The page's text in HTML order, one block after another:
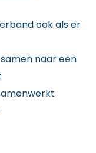
ook als er
naar een